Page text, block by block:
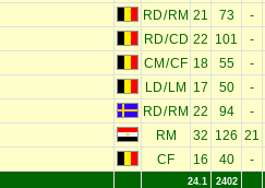
RD/ RM 21 73 -
RD/CD 22 101 -
CM /CF 18 55 -
LD/ LM 17 50 -
RD/ RM 22 94 -
RM 32 126 21
CF 16 40 -
24.1 2402